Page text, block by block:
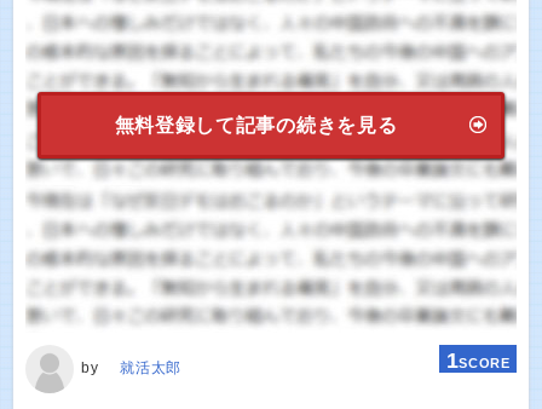
無料登録して記事の続きを見る
by 就活太郎 1SCORE